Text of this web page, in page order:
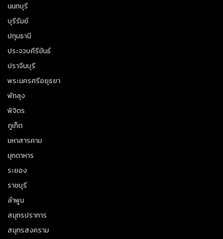
นนทบุรี
บุรีรัมย์
ปทุมธานี
ประจวบคีรีขันธ์
ปราจีนบุรี
พระนครศรีอยุธยา
พัทลุง
พิจิตร
ภูเก็ต
มหาสารคาม
มุกดาหาร
ระยอง
ราชบุรี
ลำพูน
สมุทรปราการ
สมุทรสงคราม